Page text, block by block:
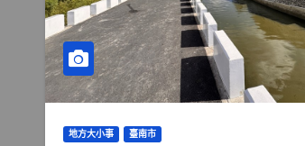
地方大小事 臺南市